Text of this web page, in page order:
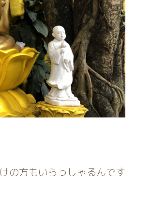
の方もいらっしゃるんです